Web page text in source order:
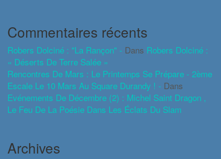
Commentaires récents
Robers Dolciné : "La Rançon" - Dans Robers Dolciné :
« Déserts De Terre Salée »
Rencontres De Mars : Le Printemps Se Prépare - 2ème
Escale Le 10 Mars Au Square Durandy ! - Dans
Evénements De Décembre (2) : Michel Saint Dragon ,
Le Feu De La Poésie Dans Les Éclats Du Slam
Archives